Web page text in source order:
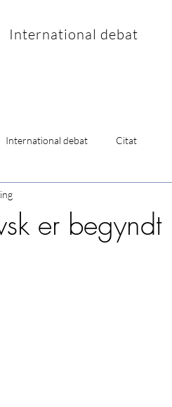
International debat
International debat Citat
er begyndt